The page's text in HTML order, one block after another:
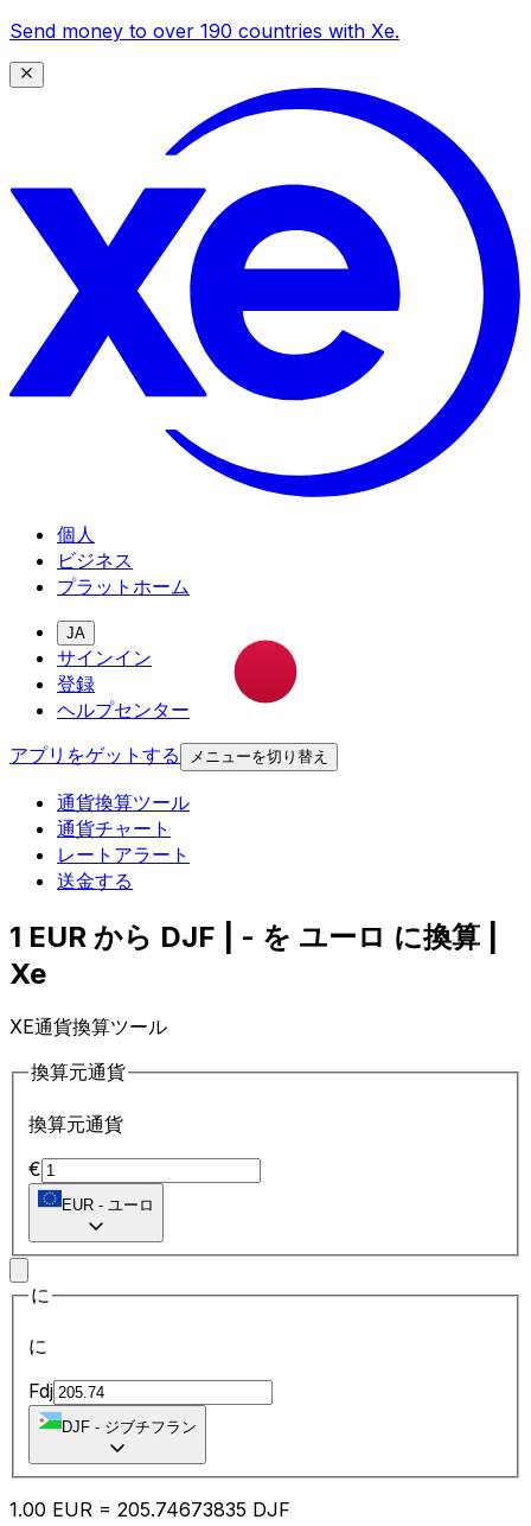
Send money to over 190 countries with Xe.
個人
ビジネス
プラットホーム
JA
サインイン
登録
ヘルプセンター
アプリをゲットする
メニューを切り替え
通貨換算ツール
通貨チャート
レートアラート
送金する
1 EUR から DJF | - を ユーロ に換算 |
Xe
XE通貨換算ツール
換算元通貨
換算元通貨
€
EUR - ユーロ
に
に
Fdj
DJF - ジブチフラン
1.00 EUR = 205.74673835 DJF